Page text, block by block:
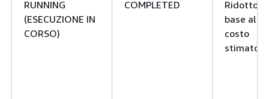
RUNNING
(ESECUZIONE IN
CORSO)
COMPLETED
Ridotto in
base al
costo
stimato